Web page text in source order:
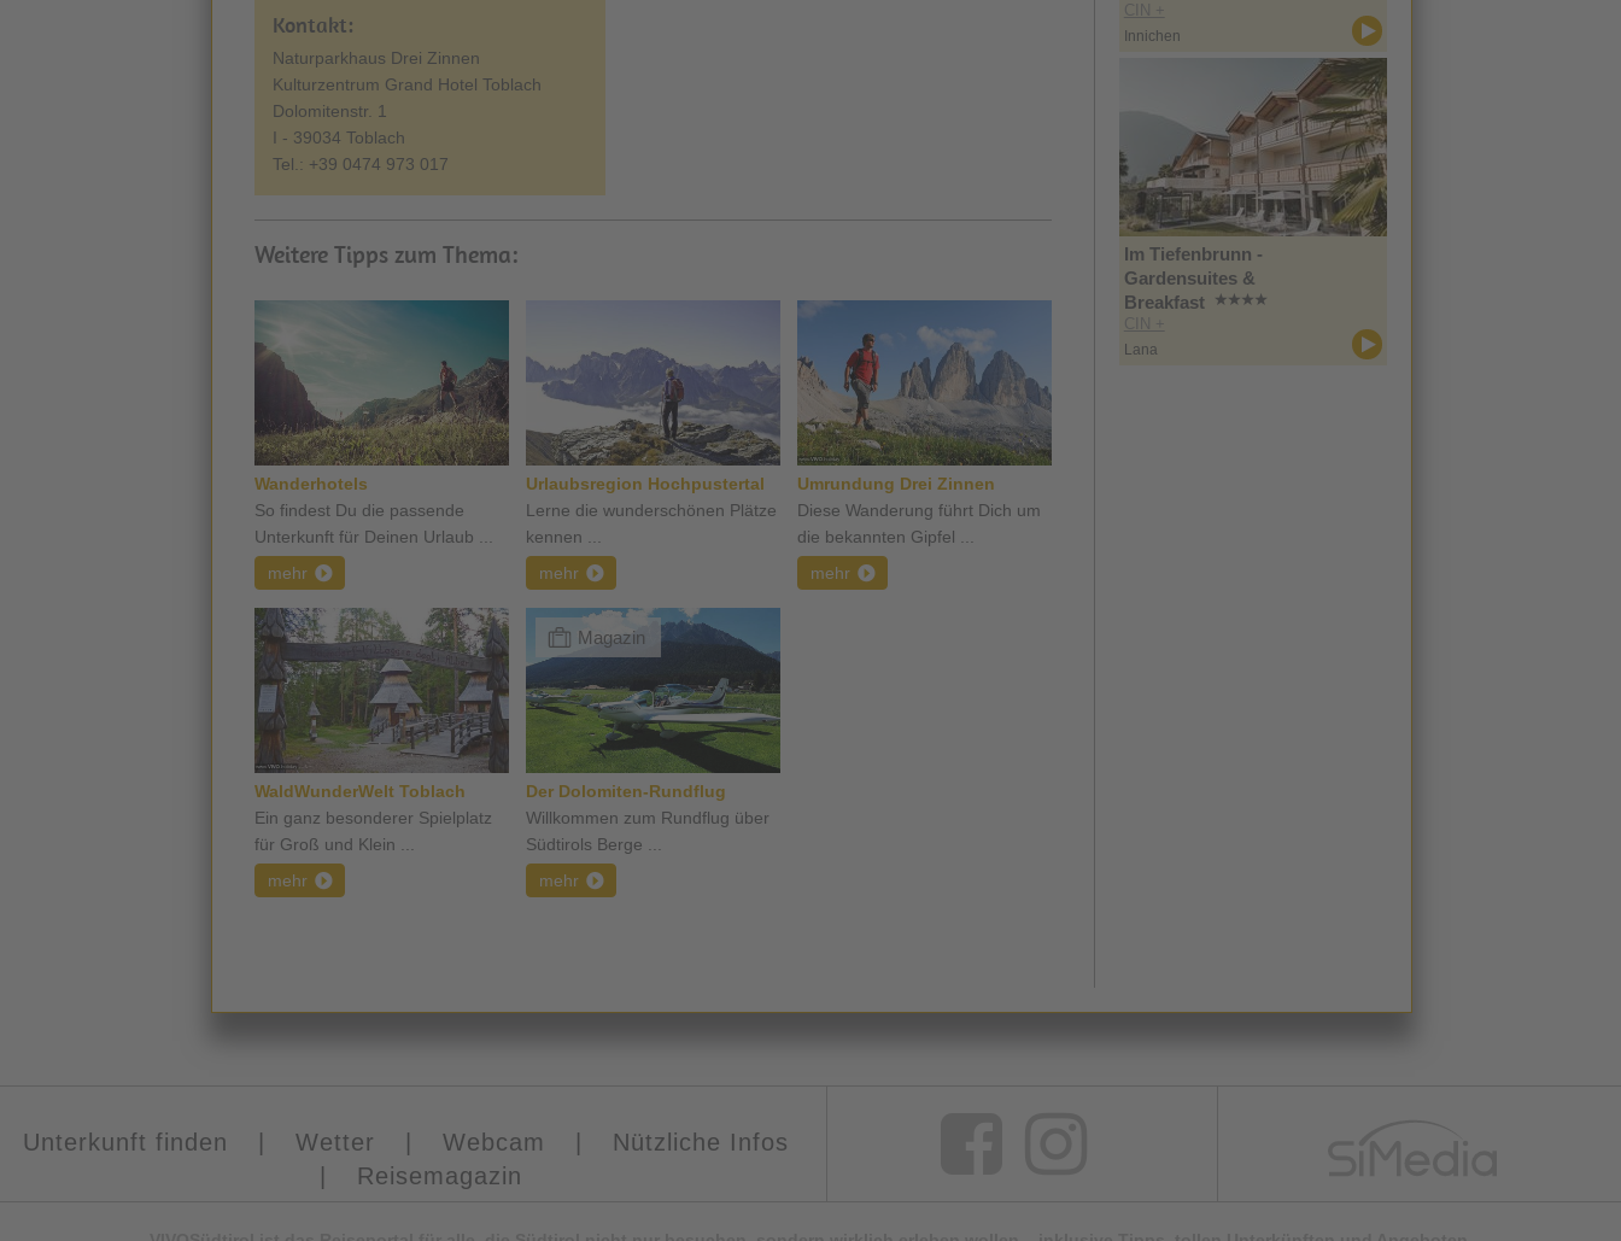
Kontakt:
Naturparkhaus Drei Zinnen
Kulturzentrum Grand Hotel Toblach
Dolomitenstr. 1
I - 39034 Toblach
Tel.: +39 0474 973 017
Weitere Tipps zum Thema:
Wanderhotels
So findest Du die passende
Unterkunft für Deinen Urlaub ...
mehr
Urlaubsregion Hochpustertal
Lerne die wunderschönen Plätze
kennen ...
mehr
Umrundung Drei Zinnen
Diese Wanderung führt Dich um
die bekannten Gipfel ...
mehr
WaldWunderWelt Toblach
Ein ganz besonderer Spielplatz
für Groß und Klein ...
mehr
Magazin
Der Dolomiten-Rundflug
Willkommen zum Rundflug über
Südtirols Berge ...
mehr
CIN +
Innichen
Im Tiefenbrunn -
Gardensuites &
Breakfast
CIN +
Lana
Unterkunft finden Wetter Webcam
Nützliche Infos
Reisemagazin